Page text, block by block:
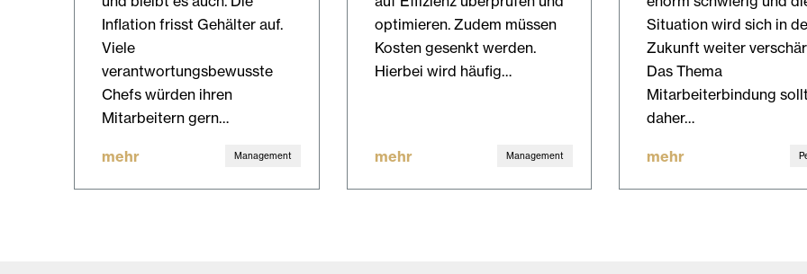
Inflation frisst Gehälter auf.
Viele
verantwortungsbewusste
Chefs würden ihren
Mitarbeitern gern…
mehr Management
optimieren. Zudem müssen
Kosten gesenkt werden.
Hierbei wird häufig…
mehr Management
Situation wird sich in
Zukunft weiter
Das Thema
Mitarbeiterbindung
daher…
mehr